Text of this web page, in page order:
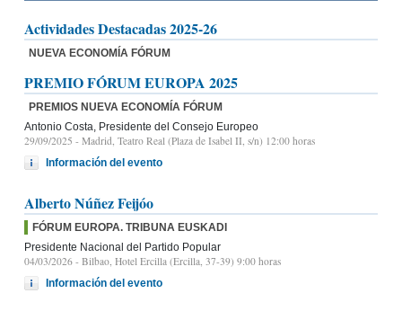
Actividades Destacadas 2025-26
NUEVA ECONOMÍA FÓRUM
PREMIO FÓRUM EUROPA 2025
PREMIOS NUEVA ECONOMÍA FÓRUM
Antonio Costa, Presidente del Consejo Europeo
29/09/2025 - Madrid, Teatro Real (Plaza de Isabel II, s/n) 12:00 horas
Información del evento
Alberto Núñez Feijóo
FÓRUM EUROPA. TRIBUNA EUSKADI
Presidente Nacional del Partido Popular
04/03/2026 - Bilbao, Hotel Ercilla (Ercilla, 37-39) 9:00 horas
Información del evento